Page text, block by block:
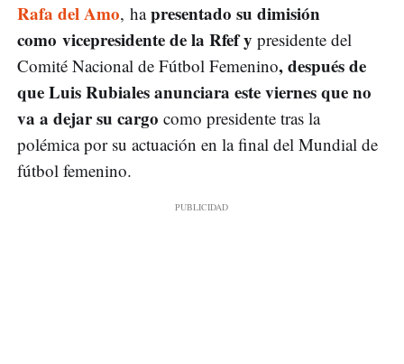
Rafa del Amo, hapresentado su dimisión
como vicepresidente de la Rfef y presidente del
Comité Nacional de Fútbol Femenino, después de
que Luis Rubiales anunciara este viernes que no
va a dejar su cargo como presidente tras la
polémica por su actuación en la final del Mundial de
fútbol femenino.